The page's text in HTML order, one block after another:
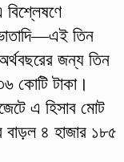
তিন
জন্য তিন
কোটি টাকা।
এ হিসাব মোট
বাড়ল ৪ হাজার ১৮৫